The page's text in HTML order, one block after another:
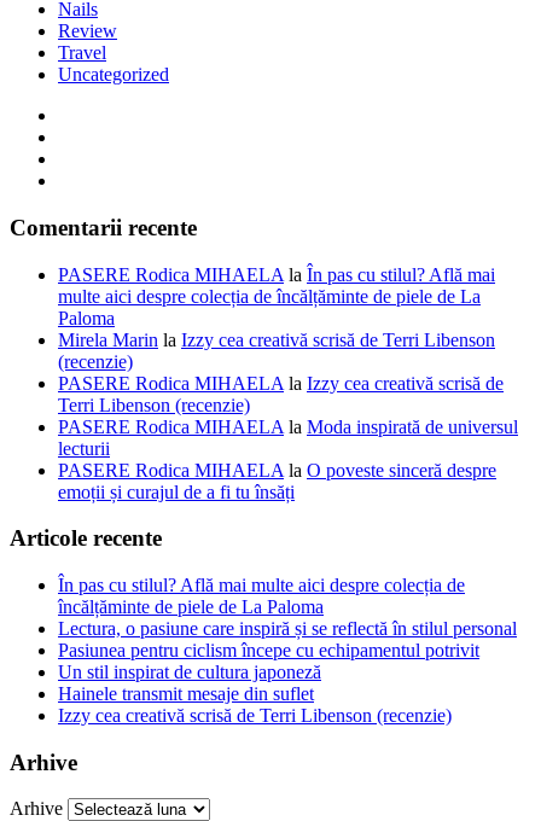
Nails
Review
Travel
Uncategorized
Comentarii recente
PASERE Rodica MIHAELA la În pas cu stilul? Află mai
multe aici despre colecția de încălțăminte de piele de La
Paloma
Mirela Marin la Izzy cea creativă scrisă de Terri Libenson
(recenzie)
PASERE Rodica MIHAELA la Izzy cea creativă scrisă de
Terri Libenson (recenzie)
PASERE Rodica MIHAELA la Moda inspirată de universul
lecturii
PASERE Rodica MIHAELA la O poveste sinceră despre
emoții și curajul de a fi tu însăți
Articole recente
În pas cu stilul? Află mai multe aici despre colecția de
încălțăminte de piele de La Paloma
Lectura, o pasiune care inspiră și se reflectă în stilul personal
Pasiunea pentru ciclism începe cu echipamentul potrivit
Un stil inspirat de cultura japoneză
Hainele transmit mesaje din suflet
Izzy cea creativă scrisă de Terri Libenson (recenzie)
Arhive
Arhive